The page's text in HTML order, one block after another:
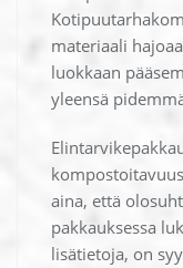
materiaali
luokkaan
yleensä
aina, että
pakkauksessa
lisätietoja, on